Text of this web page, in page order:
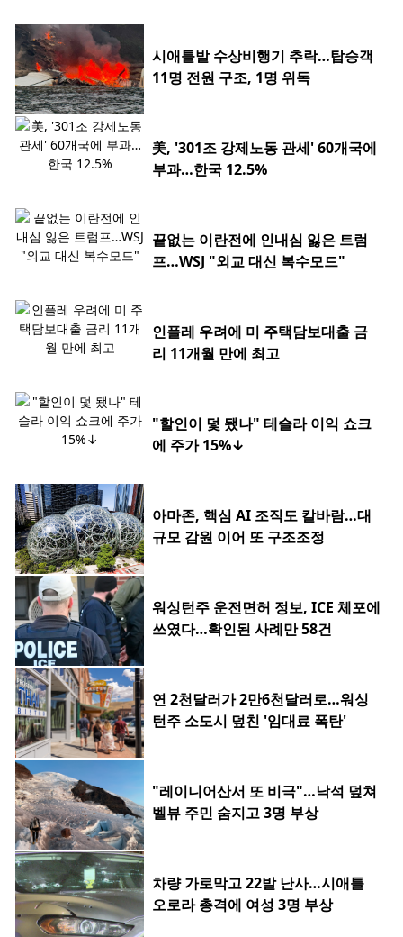
시애틀발 수상비행기 추락…탑승객
11명 전원 구조, 1명 위독
美, '301조 강제노동 관세' 60개국에
부과…한국 12.5%
끝없는 이란전에 인내심 잃은 트럼
프…WSJ "외교 대신 복수모드"
인플레 우려에 미 주택담보대출 금
리 11개월 만에 최고
"할인이 덫 됐나" 테슬라 이익 쇼크
에 주가 15%↓
아마존, 핵심 AI 조직도 칼바람…대
규모 감원 이어 또 구조조정
워싱턴주 운전면허 정보, ICE 체포에
쓰였다…확인된 사례만 58건
연 2천달러가 2만6천달러로…워싱
턴주 소도시 덮친 '임대료 폭탄'
"레이니어산서 또 비극"…낙석 덮쳐
벨뷰 주민 숨지고 3명 부상
차량 가로막고 22발 난사…시애틀
오로라 총격에 여성 3명 부상